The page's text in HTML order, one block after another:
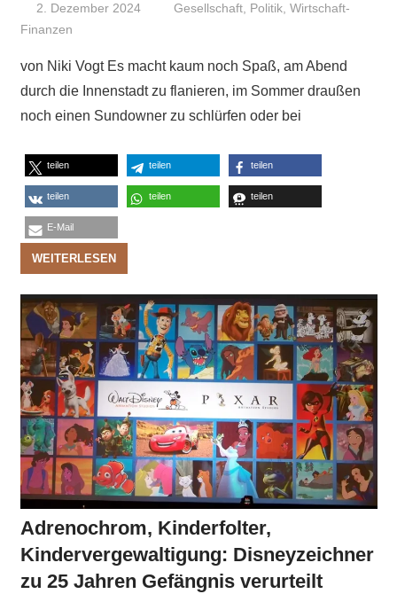
2. Dezember 2024 Niki Vogt
Gesellschaft, Politik,Wirtschaft-
Finanzen
von Niki Vogt Es macht kaum noch Spaß, am Abend
durch die Innenstadt zu flanieren, im Sommer draußen
noch einen Sundowner zu schlürfen oder bei
teilen teilen teilen
teilen teilen teilen
E-Mail
WEITERLESEN
Adrenochrom, Kinderfolter,
Kindervergewaltigung: Disneyzeichner
zu 25 Jahren Gefängnis verurteilt